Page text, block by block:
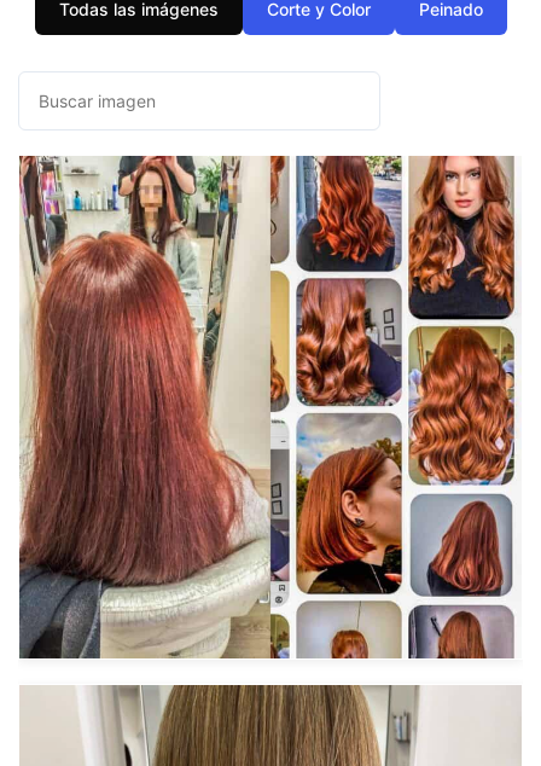
Todas las imágenes Corte y Color Peinado